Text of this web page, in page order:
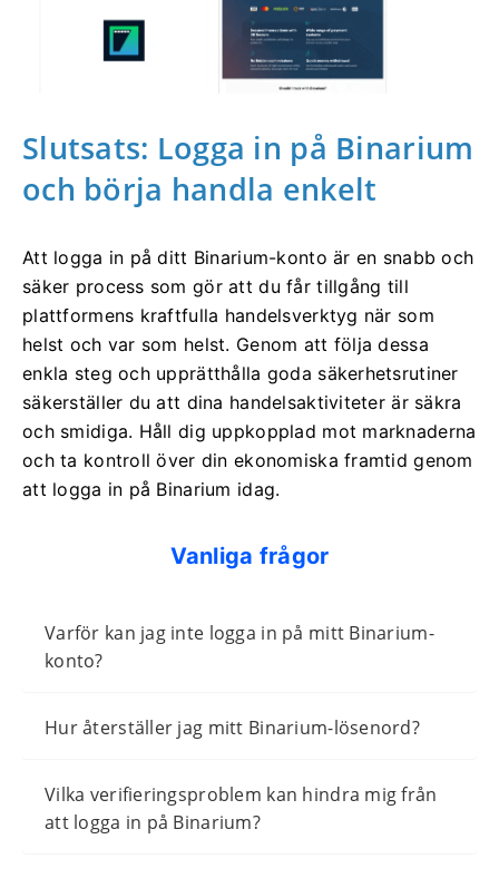
Slutsats: Logga in på Binarium
och börja handla enkelt
Att logga in på ditt Binarium-konto är en snabb och
säker process som gör att du får tillgång till
plattformens kraftfulla handelsverktyg när som
helst och var som helst. Genom att följa dessa
enkla steg och upprätthålla goda säkerhetsrutiner
säkerställer du att dina handelsaktiviteter är säkra
och smidiga. Håll dig uppkopplad mot marknaderna
och ta kontroll över din ekonomiska framtid genom
att logga in på Binarium idag.
Vanliga frågor
Varför kan jag inte logga in på mitt Binarium-
konto?
Hur återställer jag mitt Binarium-lösenord?
Vilka verifieringsproblem kan hindra mig från
att logga in på Binarium?